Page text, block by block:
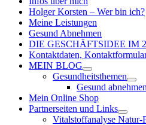
Holger Korsten – Wer bin ich?
Meine Leistungen
Gesund Abnehmen
DIE GESCHÄFTSIDEE IM
Kontaktdaten,
MEIN BLOG
Gesundheitsthemen
Gesund abnehmen
Mein Online Shop
Partnerseiten und Links
Vitalstoffanalyse Natur-